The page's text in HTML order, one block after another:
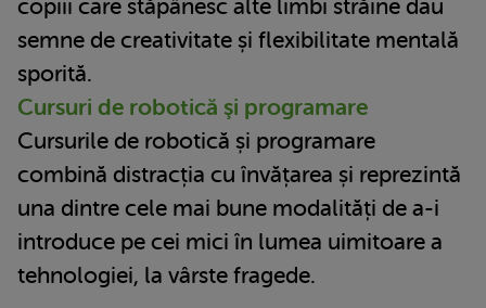
copiii care stăpânesc alte limbi străine dau
semne de creativitate și flexibilitate mentală
sporită.
Cursuri de robotică şi programare
Cursurile de robotică și programare
combină distracția cu învățarea și reprezintă
una dintre cele mai bune modalități de a-i
introduce pe cei mici în lumea uimitoare a
tehnologiei, la vârste fragede.